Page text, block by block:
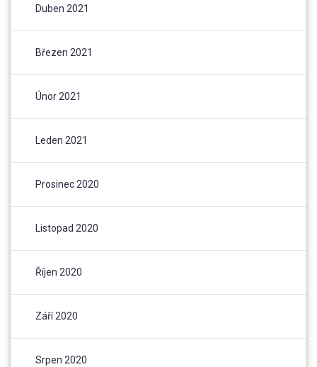
Duben 2021
Březen 2021
Únor 2021
Leden 2021
Prosinec 2020
Listopad 2020
Říjen 2020
Září 2020
Srpen 2020